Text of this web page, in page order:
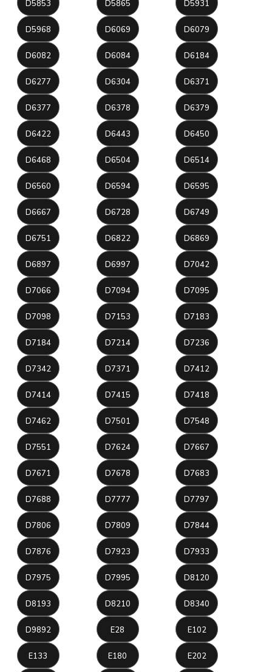
D5853 D5865 D5931
D5968 D6069 D6079
D6082 D6084 D6184
D6277 D6304 D6371
D6377 D6378 D6379
D6422 D6443 D6450
D6468 D6504 D6514
D6560 D6594 D6595
D6667 D6728 D6749
D6751 D6822 D6869
D6897 D6997 D7042
D7066 D7094 D7095
D7098 D7153 D7183
D7184 D7214 D7236
D7342 D7371 D7412
D7414 D7415 D7418
D7462 D7501 D7548
D7551 D7624 D7667
D7671 D7678 D7683
D7688 D7777 D7797
D7806 D7809 D7844
D7876 D7923 D7933
D7975 D7995 D8120
D8193 D8210 D8340
D9892 E28 E102
E133 E180 E202